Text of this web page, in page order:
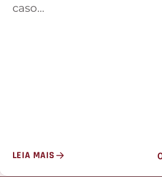
caso…
LEIA MAIS